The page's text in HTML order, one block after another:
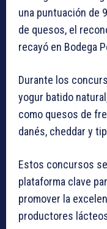
una puntuación de
de quesos, el
recayó en Bodega
Durante los
yogur batido
como quesos de
danés, cheddar y
Estos concursos
plataforma clave
promover la
productores